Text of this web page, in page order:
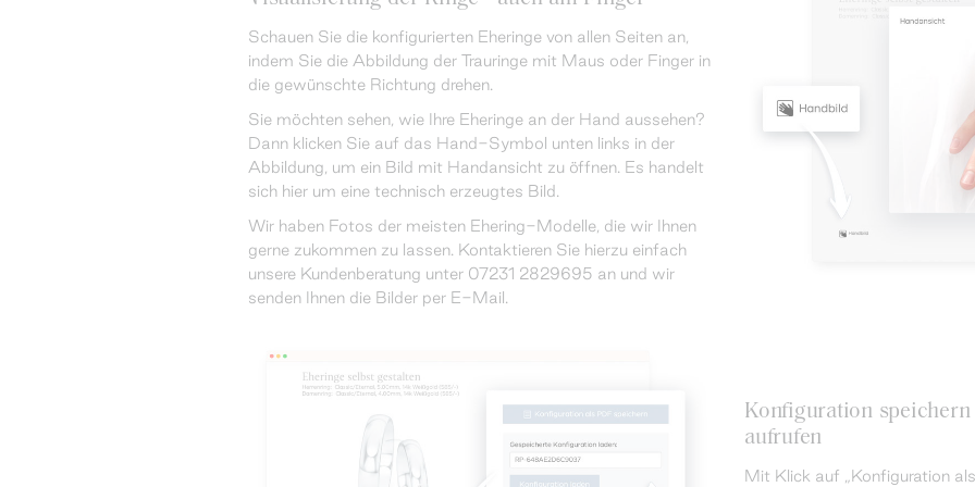
Schauen Sie die konfigurierten Eheringe von allen Seiten an,
indem Sie die Abbildung der Trauringe mit Maus oder Finger in
die gewünschte Richtung drehen.
Sie möchten sehen, wie Ihre Eheringe an der Hand aussehen?
Dann klicken Sie auf das Hand-Symbol unten links in der
Abbildung, um ein Bild mit Handansicht zu öffnen. Es handelt
sich hier um eine technisch erzeugtes Bild.
Wir haben Fotos der meisten Ehering-Modelle, die wir Ihnen
gerne zukommen zu lassen. Kontaktieren Sie hierzu einfach
unsere Kundenberatung unter 07231 2829695 an und wir
senden Ihnen die Bilder per E-Mail.
Konfiguration
aufrufen
Mit Klick auf „Konfiguration